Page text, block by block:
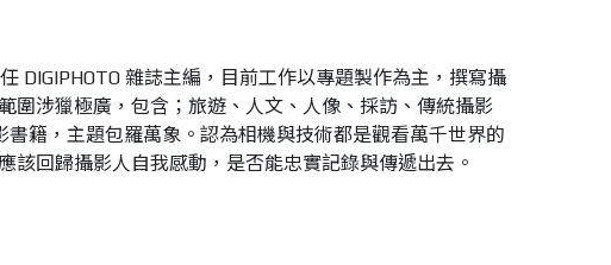
DIGIPHOTO 雜誌主編，目前工作以專題製作為主，撰寫攝
圍涉獵極廣，包含；旅遊、人文、人像、採訪、傳統攝影
書籍，主題包羅萬象。認為相機與技術都是觀看萬千世界的
該回歸攝影人自我感動，是否能忠實記錄與傳遞出去。